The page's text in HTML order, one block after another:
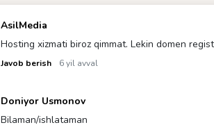
AsilMedia
Hosting xizmati biroz qimmat. Lekin domen
Javob berish 6 yil avval
Doniyor Usmonov
Bilaman/ishlataman